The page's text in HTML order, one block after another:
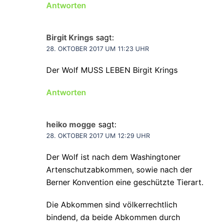
Antworten
Birgit Krings sagt:
28. OKTOBER 2017 UM 11:23 UHR
Der Wolf MUSS LEBEN Birgit Krings
Antworten
heiko mogge sagt:
28. OKTOBER 2017 UM 12:29 UHR
Der Wolf ist nach dem Washingtoner
Artenschutzabkommen, sowie nach der
Berner Konvention eine geschützte Tierart.
Die Abkommen sind völkerrechtlich
bindend, da beide Abkommen durch